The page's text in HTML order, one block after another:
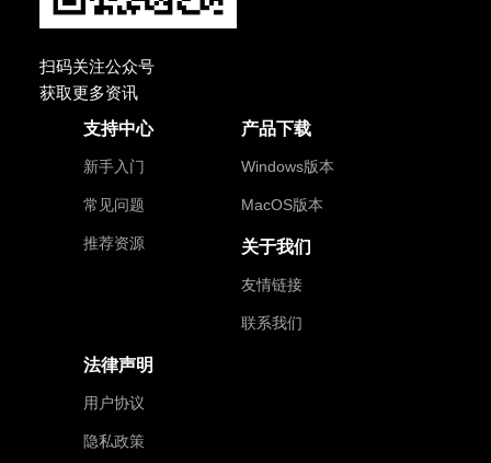
扫码关注公众号
获取更多资讯
支持中心
新手入门
常见问题
推荐资源
产品下载
Windows版本
MacOS版本
关于我们
友情链接
联系我们
法律声明
用户协议
隐私政策